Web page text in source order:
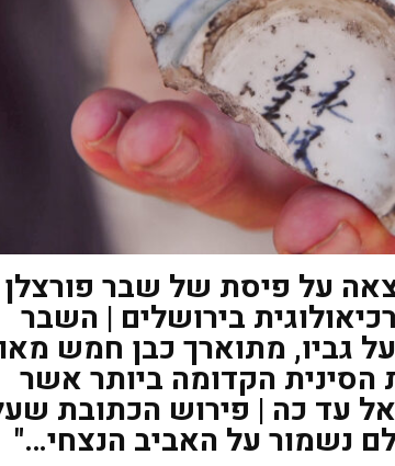
על פיסת של שבר
בירושלים | השבר
גביו, מתוארך כבן חמש
הקדומה ביותר אשר
עד כה | פירוש הכתובת
נשמור על האביב הנצחי…"